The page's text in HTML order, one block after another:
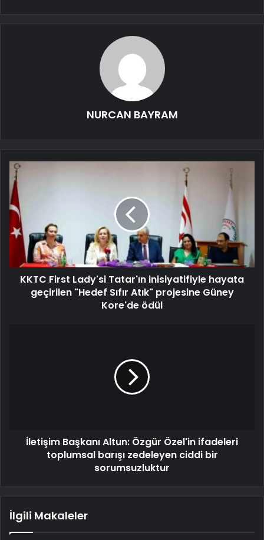
NURCAN BAYRAM
KKTC First Lady'si Tatar'ın inisiyatifiyle hayata
geçirilen "Hedef Sıfır Atık" projesine Güney
Kore'de ödül
İletişim Başkanı Altun: Özgür Özel'in ifadeleri
toplumsal barışı zedeleyen ciddi bir
sorumsuzluktur
İlgili Makaleler